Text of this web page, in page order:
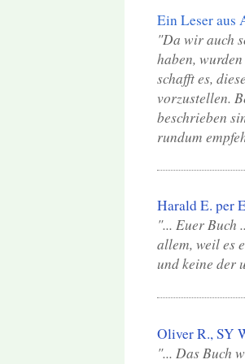
Ein Leser aus
"Da wir auch
haben,
schafft es,
vorzustellen.
beschrieben
rundum
Harald E. per
"... Euer Buch
allem, weil es
und keine der
Oliver R., SY
"... Das Buch